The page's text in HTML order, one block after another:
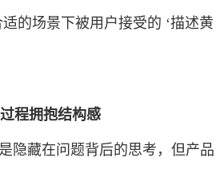
的场景下被用户接受的 ‘描述黄
程拥抱结构感
隐藏在问题背后的思考，但产品